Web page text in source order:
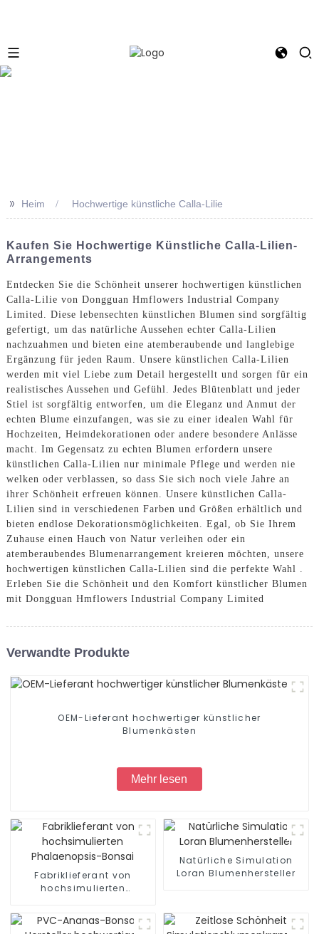
>> Heim Hochwertige künstliche Calla-Lilie
Kaufen Sie Hochwertige Künstliche Calla-Lilien-
Arrangements
Entdecken Sie die Schönheit unserer hochwertigen künstlichen
Calla-Lilie von Dongguan Hmflowers Industrial Company
Limited. Diese lebensechten künstlichen Blumen sind sorgfältig
gefertigt, um das natürliche Aussehen echter Calla-Lilien
nachzuahmen und bieten eine atemberaubende und langlebige
Ergänzung für jeden Raum. Unsere künstlichen Calla-Lilien
werden mit viel Liebe zum Detail hergestellt und sorgen für ein
realistisches Aussehen und Gefühl. Jedes Blütenblatt und jeder
Stiel ist sorgfältig entworfen, um die Eleganz und Anmut der
echten Blume einzufangen, was sie zu einer idealen Wahl für
Hochzeiten, Heimdekorationen oder andere besondere Anlässe
macht. Im Gegensatz zu echten Blumen erfordern unsere
künstlichen Calla-Lilien nur minimale Pflege und werden nie
welken oder verblassen, so dass Sie sich noch viele Jahre an
ihrer Schönheit erfreuen können. Unsere künstlichen Calla-
Lilien sind in verschiedenen Farben und Größen erhältlich und
bieten endlose Dekorationsmöglichkeiten. Egal, ob Sie Ihrem
Zuhause einen Hauch von Natur verleihen oder ein
atemberaubendes Blumenarrangement kreieren möchten, unsere
hochwertigen künstlichen Calla-Lilien sind die perfekte Wahl .
Erleben Sie die Schönheit und den Komfort künstlicher Blumen
mit Dongguan Hmflowers Industrial Company Limited
Verwandte Produkte
OEM-Lieferant hochwertiger künstlicher
Blumenkästen
Mehr lesen
Fabriklieferant von
hochsimulierten
Natürliche Simulation
Loran Blumenhersteller